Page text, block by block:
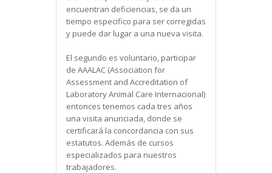
encuentran deficiencias, se da un
tiempo especifico para ser corregidas
y puede dar lugar a una nueva visita.
El segundo es voluntario, participar
de AAALAC (Association for
Assessment and Accreditation of
Laboratory Animal Care Internacional)
entonces tenemos cada tres años
una visita anunciada, donde se
certificará la concordancia con sus
estatutos. Además de cursos
especializados para nuestros
trabajadores.